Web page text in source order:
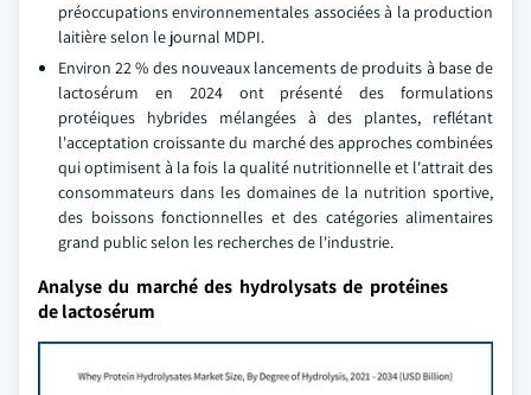
préoccupations environnementales associées à la production
laitière selon le journal MDPI.
Environ 22 % des nouveaux lancements de produits à base de
lactosérum en 2024 ont présenté des formulations
protéiques hybrides mélangées à des plantes, reflétant
l'acceptation croissante du marché des approches combinées
qui optimisent à la fois la qualité nutritionnelle et l'attrait des
consommateurs dans les domaines de la nutrition sportive,
des boissons fonctionnelles et des catégories alimentaires
grand public selon les recherches de l'industrie.
Analyse du marché des hydrolysats de protéines
de lactosérum